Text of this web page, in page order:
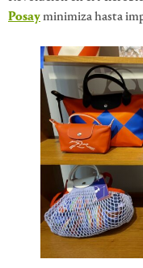
Posayminimiza hasta